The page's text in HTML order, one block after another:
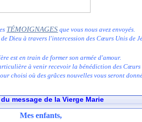
TÉMOIGNAGES que vous nous avez envoyés.
Dieu à travers l'intercession des Cœurs Unis de
est en train de former son armée d'amour.
à venir recevoir la bénédiction des
choisi où des grâces nouvelles vous seront
message de la Vierge Marie
le 30 Décembre 2003
Mes enfants,